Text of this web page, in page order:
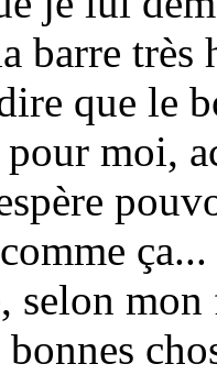
barre
que le
pour moi,
selon
bonnes